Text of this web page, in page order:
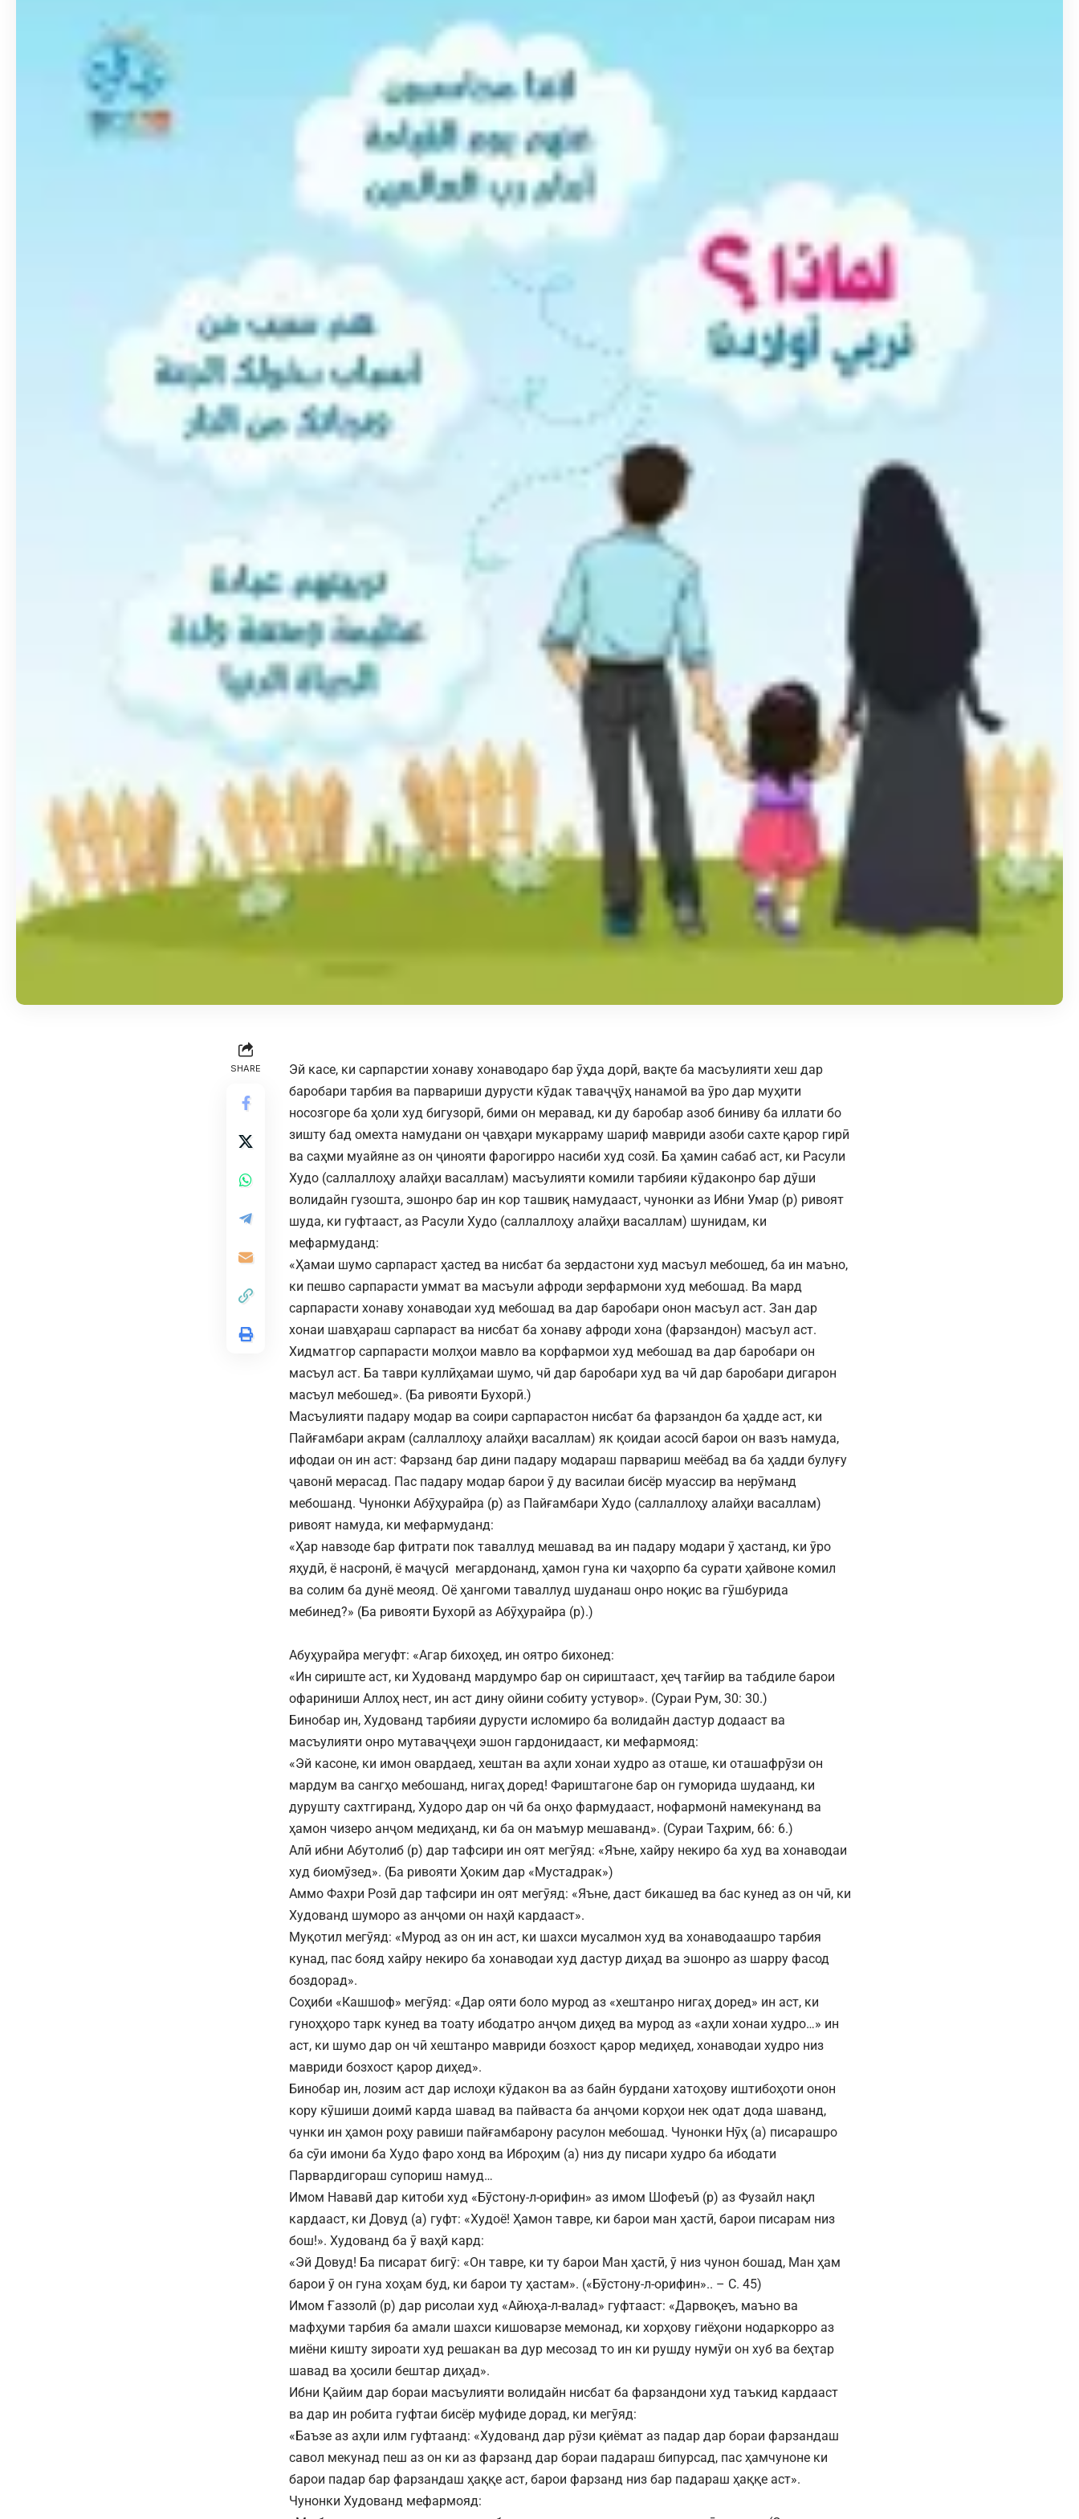
SHARE
Эй касе, ки сарпарстии хонаву хонаводаро бар ӯҳда дорӣ, вақте ба масъулияти хеш дар
баробари тарбия ва парвариши дурусти кӯдак таваҷҷӯҳ нанамоӣ ва ӯро дар муҳити
носозгоре ба ҳоли худ бигузорӣ, бими он меравад, ки ду баробар азоб биниву ба иллати бо
зишту бад омехта намудани он ҷавҳари мукарраму шариф мавриди азоби сахте қарор гирӣ
ва саҳми муайяне аз он ҷинояти фарогирро насиби худ созӣ. Ба ҳамин сабаб аст, ки Расули
Худо (саллаллоҳу алайҳи васаллам) масъулияти комили тарбияи кӯдаконро бар дӯши
волидайн гузошта, эшонро бар ин кор ташвиқ намудааст, чунонки аз Ибни Умар (р) ривоят
шуда, ки гуфтааст, аз Расули Худо (саллаллоҳу алайҳи васаллам) шунидам, ки
мефармуданд:
«Ҳамаи шумо сарпараст ҳастед ва нисбат ба зердастони худ масъул мебошед, ба ин маъно,
ки пешво сарпарасти уммат ва масъули афроди зерфармони худ мебошад. Ва мард
сарпарасти хонаву хонаводаи худ мебошад ва дар баробари онон масъул аст. Зан дар
хонаи шавҳараш сарпараст ва нисбат ба хонаву афроди хона (фарзандон) масъул аст.
Хидматгор сарпарасти молҳои мавло ва корфармои худ мебошад ва дар баробари он
масъул аст. Ба таври куллӣҳамаи шумо, чӣ дар баробари худ ва чӣ дар баробари дигарон
масъул мебошед». (Ба ривояти Бухорӣ.)
Масъулияти падару модар ва соири сарпарастон нисбат ба фарзандон ба ҳадде аст, ки
Пайғамбари акрам (саллаллоҳу алайҳи васаллам) як қоидаи асосӣ барои он вазъ намуда,
ифодаи он ин аст: Фарзанд бар дини падару модараш парвариш меёбад ва ба ҳадди булуғу
ҷавонӣ мерасад. Пас падару модар барои ӯ ду василаи бисёр муассир ва нерӯманд
мебошанд. Чунонки Абӯҳурайра (р) аз Пайғамбари Худо (саллаллоҳу алайҳи васаллам)
ривоят намуда, ки мефармуданд:
«Ҳар навзоде бар фитрати пок таваллуд мешавад ва ин падару модари ӯ ҳастанд, ки ӯро
яҳудӣ, ё насронӣ, ё маҷусӣ мегардонанд, ҳамон гуна ки чаҳорпо ба сурати ҳайвоне комил
ва солим ба дунё меояд. Оё ҳангоми таваллуд шуданаш онро ноқис ва гӯшбурида
мебинед?» (Ба ривояти Бухорӣ аз Абӯҳурайра (р).)
Абуҳурайра мегуфт: «Агар бихоҳед, ин оятро бихонед:
«Ин сириште аст, ки Худованд мардумро бар он сириштааст, ҳеҷ тағйир ва табдиле барои
офариниши Аллоҳ нест, ин аст дину ойини собиту устувор». (Сураи Рум, 30: 30.)
Бинобар ин, Худованд тарбияи дурусти исломиро ба волидайн дастур додааст ва
масъулияти онро мутаваҷҷеҳи эшон гардонидааст, ки мефармояд:
«Эй касоне, ки имон овардаед, хештан ва аҳли хонаи худро аз оташе, ки оташафрӯзи он
мардум ва сангҳо мебошанд, нигаҳ доред! Фариштагоне бар он гуморида шудаанд, ки
дурушту сахтгиранд, Худоро дар он чӣ ба онҳо фармудааст, нофармонӣ намекунанд ва
ҳамон чизеро анҷом медиҳанд, ки ба он маъмур мешаванд». (Сураи Таҳрим, 66: 6.)
Алӣ ибни Абутолиб (р) дар тафсири ин оят мегӯяд: «Яъне, хайру некиро ба худ ва хонаводаи
худ биомӯзед». (Ба ривояти Ҳоким дар «Мустадрак»)
Аммо Фахри Розӣ дар тафсири ин оят мегӯяд: «Яъне, даст бикашед ва бас кунед аз он чӣ, ки
Худованд шуморо аз анҷоми он наҳй кардааст».
Муқотил мегӯяд: «Мурод аз он ин аст, ки шахси мусалмон худ ва хонаводаашро тарбия
кунад, пас бояд хайру некиро ба хонаводаи худ дастур диҳад ва эшонро аз шарру фасод
боздорад».
Соҳиби «Кашшоф» мегӯяд: «Дар ояти боло мурод аз «хештанро нигаҳ доред» ин аст, ки
гуноҳҳоро тарк кунед ва тоату ибодатро анҷом диҳед ва мурод аз «аҳли хонаи худро…» ин
аст, ки шумо дар он чӣ хештанро мавриди бозхост қарор медиҳед, хонаводаи худро низ
мавриди бозхост қарор диҳед».
Бинобар ин, лозим аст дар ислоҳи кӯдакон ва аз байн бурдани хатоҳову иштибоҳоти онон
кору кӯшиши доимӣ карда шавад ва пайваста ба анҷоми корҳои нек одат дода шаванд,
чунки ин ҳамон роҳу равиши пайғамбарону расулон мебошад. Чунонки Нӯҳ (а) писарашро
ба сӯи имони ба Худо фаро хонд ва Иброҳим (а) низ ду писари худро ба ибодати
Парвардигораш супориш намуд…
Имом Нававӣ дар китоби худ «Бӯстону-л-орифин» аз имом Шофеъӣ (р) аз Фузайл нақл
кардааст, ки Довуд (а) гуфт: «Худоё! Ҳамон тавре, ки барои ман ҳастӣ, барои писарам низ
бош!». Худованд ба ӯ ваҳй кард:
«Эй Довуд! Ба писарат бигӯ: «Он тавре, ки ту барои Ман ҳастӣ, ӯ низ чунон бошад, Ман ҳам
барои ӯ он гуна хоҳам буд, ки барои ту ҳастам». («Бӯстону-л-орифин».. – С. 45)
Имом Ғаззолӣ (р) дар рисолаи худ «Айюҳа-л-валад» гуфтааст: «Дарвоқеъ, маъно ва
мафҳуми тарбия ба амали шахси кишоварзе мемонад, ки хорҳову гиёҳони нодаркорро аз
миёни кишту зироати худ решакан ва дур месозад то ин ки рушду нумӯи он хуб ва беҳтар
шавад ва ҳосили бештар диҳад».
Ибни Қайим дар бораи масъулияти волидайн нисбат ба фарзандони худ таъкид кардааст
ва дар ин робита гуфтаи бисёр муфиде дорад, ки мегӯяд:
«Баъзе аз аҳли илм гуфтаанд: «Худованд дар рӯзи қиёмат аз падар дар бораи фарзандаш
савол мекунад пеш аз он ки аз фарзанд дар бораи падараш бипурсад, пас ҳамчуноне ки
барои падар бар фарзандаш ҳаққе аст, барои фарзанд низ бар падараш ҳаққе аст».
Чунонки Худованд мефармояд: